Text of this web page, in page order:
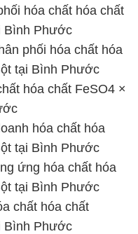
hóa chất hóa chất
Bình Phước
phối hóa chất hóa
tại Bình Phước
hóa chất FeSO4 ×
hóa chất hóa
tại Bình Phước
ứng hóa chất hóa
tại Bình Phước
chất hóa chất
Bình Phước